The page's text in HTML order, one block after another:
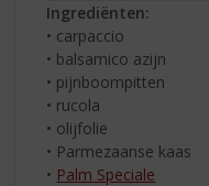
Ingrediënten:
• carpaccio
• balsamico azijn
• pijnboompitten
• rucola
• olijfolie
• Parmezaanse kaas
• Palm Speciale